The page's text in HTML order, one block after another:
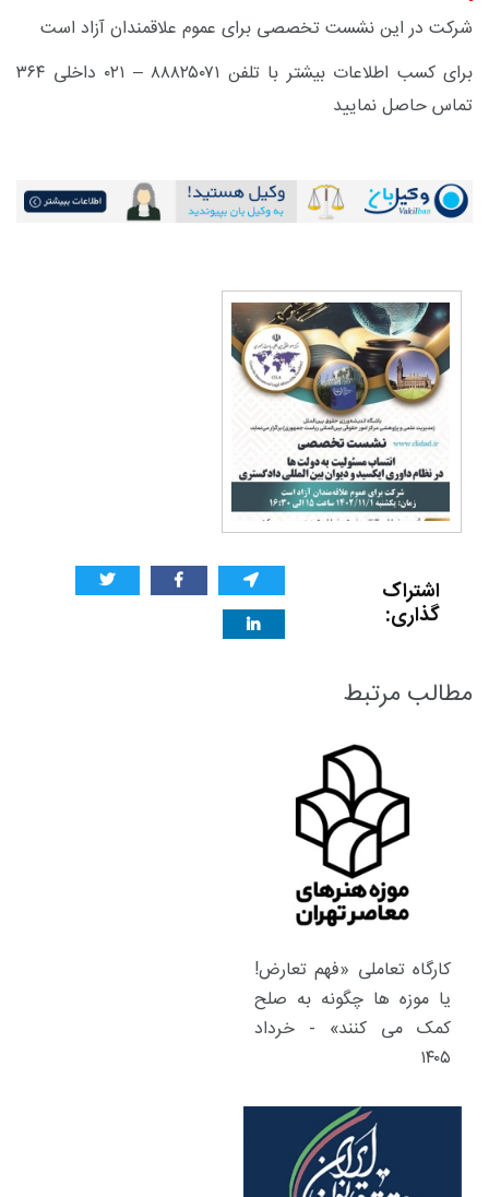
شرکت در این نشست تخصصی برای عموم علاقمندان آزاد است
برای کسب اطلاعات بیشتر با تلفن ۸۸۸۲۵۰۷۱ – ۰۲۱ داخلی ۳۶۴
تماس حاصل نمایید
اشتراک
گذاری:
مطالب مرتبط
کارگاه تعاملی «فهم تعارض!
یا موزه ها چگونه به صلح
کمک می کنند» - خرداد
۱۴۰۵